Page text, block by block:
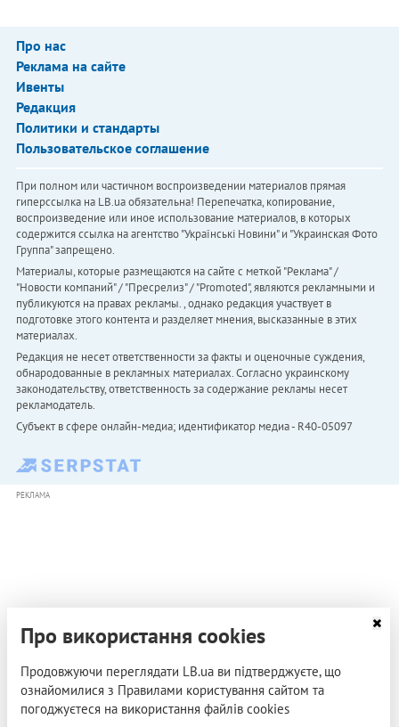
Про нас
Реклама на сайте
Ивенты
Редакция
Политики и стандарты
Пользовательское соглашение
При полном или частичном воспроизведении материалов прямая
гиперссылка на LB.ua обязательна! Перепечатка, копирование,
воспроизведение или иное использование материалов, в которых
содержится ссылка на агентство "Українськi Новини" и "Украинская Фото
Группа" запрещено.
Материалы, которые размещаются на сайте с меткой "Реклама" /
"Новости компаний" / "Пресрелиз" / "Promoted", являются рекламными и
публикуются на правах рекламы. , однако редакция участвует в
подготовке этого контента и разделяет мнения, высказанные в этих
материалах.
Редакция не несет ответственности за факты и оценочные суждения,
обнародованные в рекламных материалах. Согласно украинскому
законодательству, ответственность за содержание рекламы несет
рекламодатель.
Субъект в сфере онлайн-медиа; идентификатор медиа - R40-05097
РЕКЛАМА
Про використання cookies
Продовжуючи переглядати LB.ua ви підтверджуєте, що
ознайомилися з Правилами користування сайтом та
погоджуєтеся на використання файлів cookies